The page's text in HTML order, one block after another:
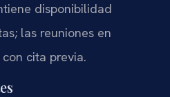
disponibilidad
las reuniones en
cita previa.